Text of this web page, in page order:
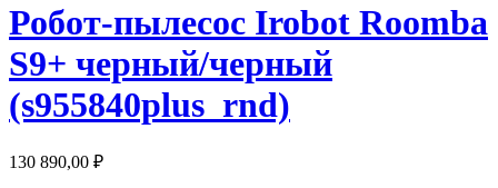
Робот-пылесос Irobot Roomba
S9+ черный/черный
(s955840plus_rnd)
130 890,00 ₽